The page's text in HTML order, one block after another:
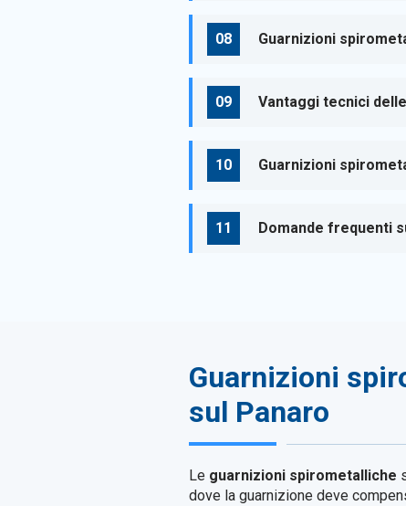
Guarnizioni
Vantaggi tecnici
Guarnizioni
Domande frequenti
Guarnizioni
sul Panaro
Le guarnizioni spirometalliche
dove la guarnizione deve